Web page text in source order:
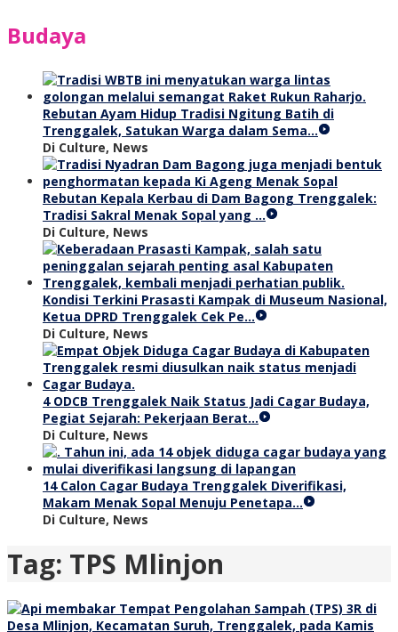
Budaya
Rebutan Ayam Hidup Tradisi Ngitung Batih di
Trenggalek, Satukan Warga dalam Sema…
Di Culture, News
Rebutan Kepala Kerbau di Dam Bagong Trenggalek:
Tradisi Sakral Menak Sopal yang …
Di Culture, News
Kondisi Terkini Prasasti Kampak di Museum Nasional,
Ketua DPRD Trenggalek Cek Pe…
Di Culture, News
4 ODCB Trenggalek Naik Status Jadi Cagar Budaya,
Pegiat Sejarah: Pekerjaan Berat…
Di Culture, News
14 Calon Cagar Budaya Trenggalek Diverifikasi,
Makam Menak Sopal Menuju Penetapa…
Di Culture, News
Tag: TPS Mlinjon